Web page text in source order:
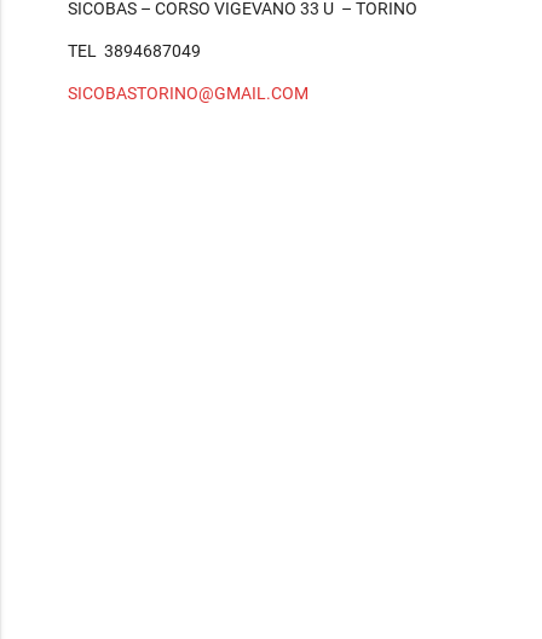
SICOBAS – CORSO VIGEVANO 33 U – TORINO
TEL 3894687049
SICOBASTORINO@GMAIL.COM